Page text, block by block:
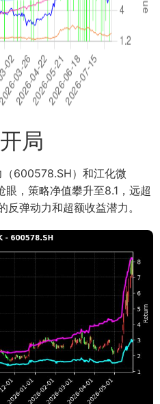
局
600578.SH）和江化微
眼，策略净值攀升至8.1，远超
弹动力和超额收益潜力。